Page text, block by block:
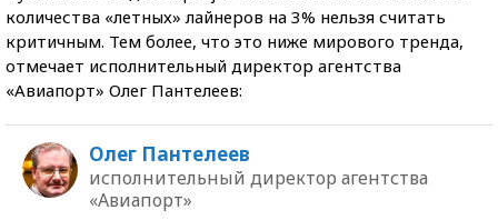
количества «летных» лайнеров на 3% нельзя считать
критичным. Тем более, что это ниже мирового тренда,
отмечает исполнительный директор агентства
«Авиапорт» Олег Пантелеев:
Олег Пантелеев
исполнительный директор агентства
«Авиапорт»